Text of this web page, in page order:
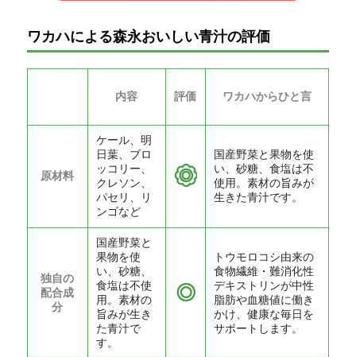
ワカハによる森永おいしい青汁の評価
内容 評価 ワカハからひと言
原材料
ケール、明
日葉、ブロ
ッコリー、
クレソン、
パセリ、リ
ンゴなど
国産野菜と果物を使
い、砂糖、食塩は不
使用。素材の旨みが
生きた青汁です。
独自の
配合成
分
国産野菜と
果物を使
い、砂糖、
食塩は不使
用。素材の
旨みが生き
た青汁で
す。
トウモロコシ由来の
食物繊維・難消化性
デキストリンが中性
脂肪や血糖値に働き
かけ、健康な毎日を
サポートします。